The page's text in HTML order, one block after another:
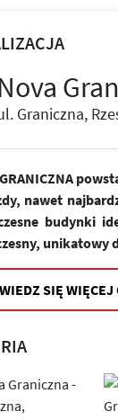
Graniczna,
nawet
budynki
unikatowy
SIĘ